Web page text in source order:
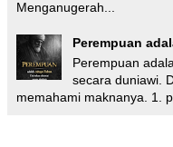
Menganugerah...
Perempuan
Perempuan
secara duniawi.
memahami maknanya. 1.